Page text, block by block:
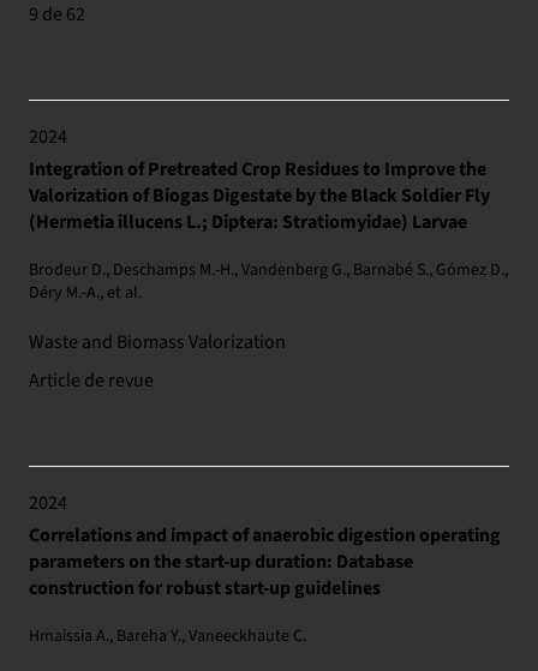
9 de 62
2024
Integration of Pretreated Crop Residues to Improve the
Valorization of Biogas Digestate by the Black Soldier Fly
(Hermetia illucens L.; Diptera: Stratiomyidae) Larvae
Brodeur D., Deschamps M.-H., Vandenberg G., Barnabé S., Gómez D.,
Déry M.-A., et al.
Waste and Biomass Valorization
Article de revue
2024
Correlations and impact of anaerobic digestion operating
parameters on the start-up duration: Database
construction for robust start-up guidelines
Hmaissia A., Bareha Y., Vaneeckhaute C.